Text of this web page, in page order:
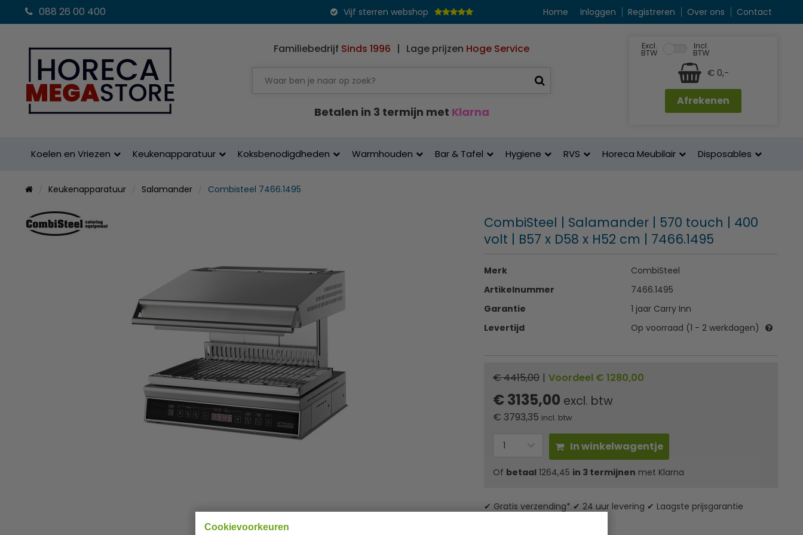
Cookievoorkeuren
088 26 00 400 Vijf sterren webshop Home Inloggen Registreren Over ons Contact
Familiebedrijf Sinds 1996 | Lage prijzen Hoge Service
Betalen in 3 termijn met Klarna
Excl.
BTW
Incl.
BTW
€ 0,-
Afrekenen
Koelen en Vriezen Keukenapparatuur Koksbenodigdheden Warmhouden Bar & Tafel Hygiene RVS Horeca Meubilair Disposables
Keukenapparatuur Salamander Combisteel 7466.1495
CombiSteel | Salamander | 570 touch | 400
volt | B57 x D58 x H52 cm | 7466.1495
Merk
CombiSteel
Artikelnummer
7466.1495
Garantie
1 jaar Carry Inn
Levertijd
Op voorraad (1 - 2 werkdagen)
€ 4415,00 | Voordeel € 1280,00
€ 3135,00 excl. btw
€ 3793,35 incl. btw
In winkelwagentje
Of betaal1264,45 in 3 termijnen met Klarna
✔ Gratis verzending* ✔ 24 uur levering ✔ Laagste prijsgarantie